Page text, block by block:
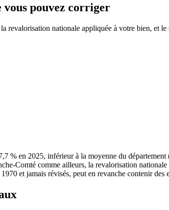
vous pouvez corriger
revalorisation nationale appliquée à votre bien, et
% en 2025, inférieur à la moyenne du
Comté comme ailleurs, la revalorisation
et jamais révisés, peut en revanche contenir des